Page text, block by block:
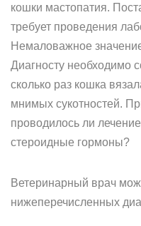
кошки мастопатия.
требует проведения
Немаловажное
Диагносту необходимо
сколько раз кошка
мнимых сукотностей.
проводилось ли
стероидные гормоны?
Ветеринарный врач
нижеперечисленных